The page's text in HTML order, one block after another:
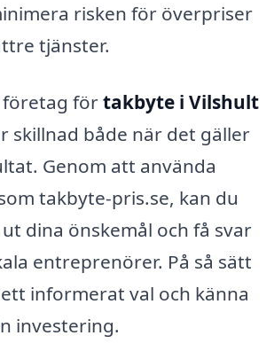
risken för överpriser
tjänster.
förtakbyte i Vilshult
skillnad både när det gäller
Genom att använda
takbyte-pris.se, kan du
dina önskemål och få svar
entreprenörer. På så sätt
informerat val och känna
investering.